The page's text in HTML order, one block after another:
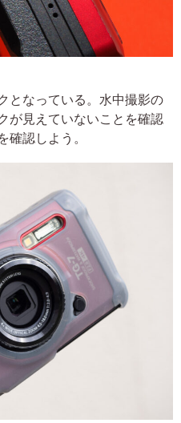
となっている。水中撮影の
が見えていないことを確認
確認しよう。